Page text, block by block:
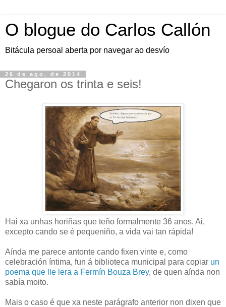
O blogue do Carlos Callón
Bitácula persoal aberta por navegar ao desvío
26 de ago. de 2014
Chegaron os trinta e seis!
Hai xa unhas horiñas que teño formalmente 36 anos. Ai,
excepto cando se é pequeniño, a vida vai tan rápida!
Aínda me parece antonte cando fixen vinte e, como
celebración íntima, fun á biblioteca municipal para copiar un
poema que lle lera a Fermín Bouza Brey, de quen aínda non
sabía moito.
Mais o caso é que xa neste parágrafo anterior non dixen que